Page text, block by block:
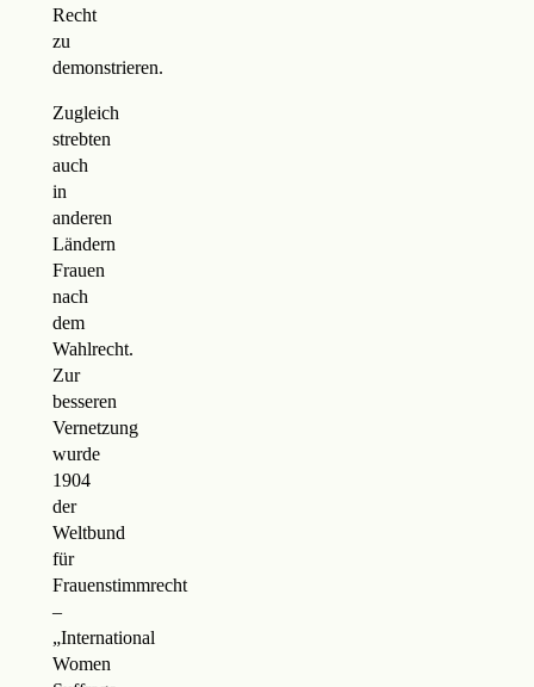
Recht
zu
demonstrieren.
Zugleich
strebten
auch
in
anderen
Ländern
Frauen
nach
dem
Wahlrecht.
Zur
besseren
Vernetzung
wurde
1904
der
Weltbund
für
Frauenstimmrecht
–
„International
Women